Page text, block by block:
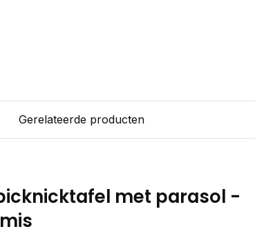
Gerelateerde producten
met parasol -